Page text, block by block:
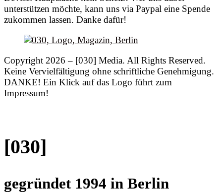
unterstützen möchte, kann uns via Paypal eine Spende
zukommen lassen. Danke dafür!
Copyright 2026 – [030] Media. All Rights Reserved.
Keine Vervielfältigung ohne schriftliche Genehmigung.
DANKE! Ein Klick auf das Logo führt zum
Impressum!
[030]
gegründet 1994 in Berlin